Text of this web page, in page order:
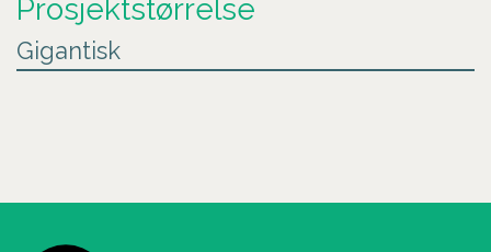
Prosjektstørrelse
Gigantisk